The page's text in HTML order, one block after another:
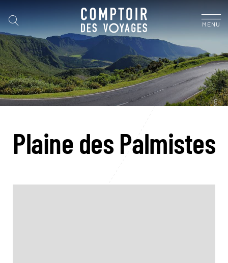
MENU
Plaine des Palmistes